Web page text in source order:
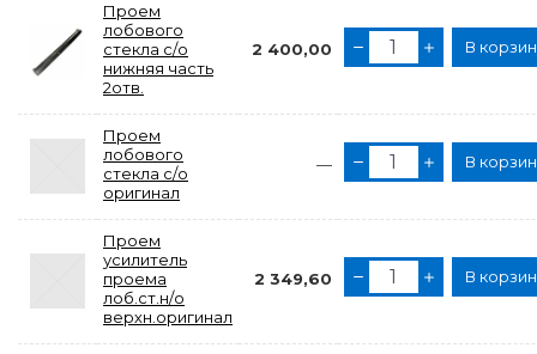
Проем
лобового
стекла с/о
нижняя часть
2отв.
2 400,00 В
Проем
лобового
стекла с/о
оригинал
— В
Проем
усилитель
проема
лоб.ст.н/о
верхн.оригинал
2 349,60 В